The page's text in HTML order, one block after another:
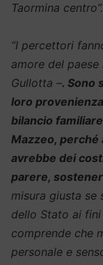
Taormina centro”.
“I percettori
amore del
Gullotta –. Sono
loro
bilancio
Mazzeo, perché
avrebbe dei
parere,
misura giusta se
dello Stato ai
comprende che
personale e